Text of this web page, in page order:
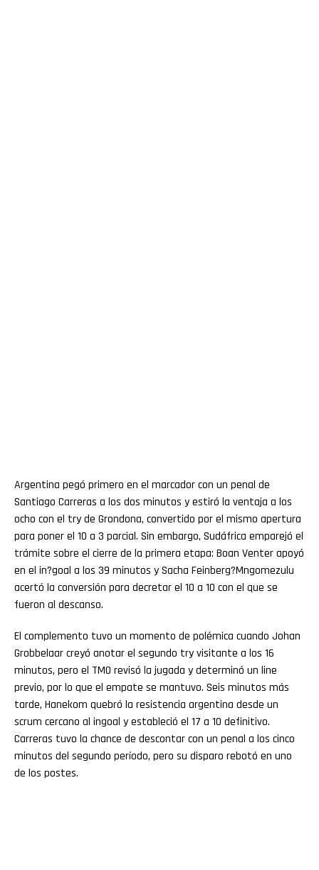
Argentina pegó primero en el marcador con un penal de
Santiago Carreras a los dos minutos y estiró la ventaja a los
ocho con el try de Grondona, convertido por el mismo apertura
para poner el 10 a 3 parcial. Sin embargo, Sudáfrica emparejó el
trámite sobre el cierre de la primera etapa: Boan Venter apoyó
en el in?goal a los 39 minutos y Sacha Feinberg?Mngomezulu
acertó la conversión para decretar el 10 a 10 con el que se
fueron al descanso.
El complemento tuvo un momento de polémica cuando Johan
Grobbelaar creyó anotar el segundo try visitante a los 16
minutos, pero el TMO revisó la jugada y determinó un line
previo, por lo que el empate se mantuvo. Seis minutos más
tarde, Hanekom quebró la resistencia argentina desde un
scrum cercano al ingoal y estableció el 17 a 10 definitivo.
Carreras tuvo la chance de descontar con un penal a los cinco
minutos del segundo período, pero su disparo rebotó en uno
de los postes.